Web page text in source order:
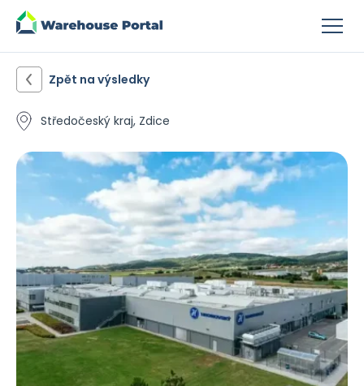
Zpět na výsledky
Středočeský kraj, Zdice